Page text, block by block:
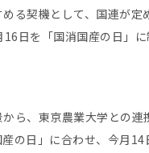
る契機として、国連が定
16日を「国消国産の日」
ら、東京農業大学との連
の日」に合わせ、今月14